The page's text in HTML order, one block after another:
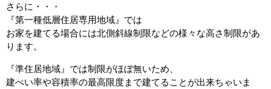
さらに・・・
『第一種低層住居専用地域』では
お家を建てる場合には北側斜線制限などの様々な高さ制限があ
ります。
『準住居地域』では制限がほぼ無いため、
建ぺい率や容積率の最高限度まで建てることが出来ちゃいま